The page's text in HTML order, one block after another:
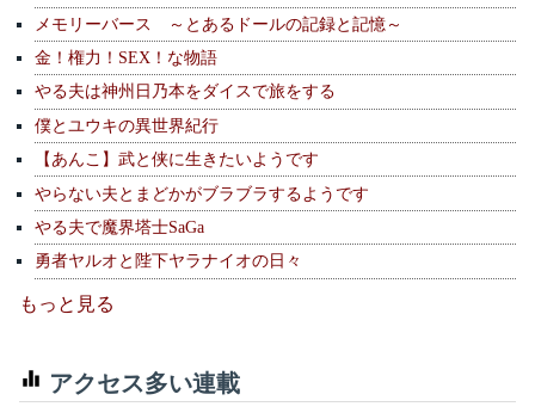
メモリーバース ～とあるドールの記録と記憶～
金！権力！SEX！な物語
やる夫は神州日乃本をダイスで旅をする
僕とユウキの異世界紀行
【あんこ】武と侠に生きたいようです
やらない夫とまどかがブラブラするようです
やる夫で魔界塔士SaGa
勇者ヤルオと陛下ヤラナイオの日々
もっと見る
アクセス多い連載